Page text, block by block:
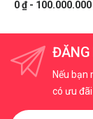
0 ₫ - 100.000.000
ĐĂNG
Nếu
có ưu